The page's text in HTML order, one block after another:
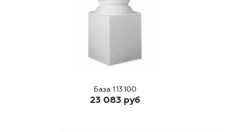
База 1.13.100
23 083 руб